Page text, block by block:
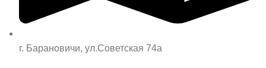
г. Барановичи, ул.Советская 74а